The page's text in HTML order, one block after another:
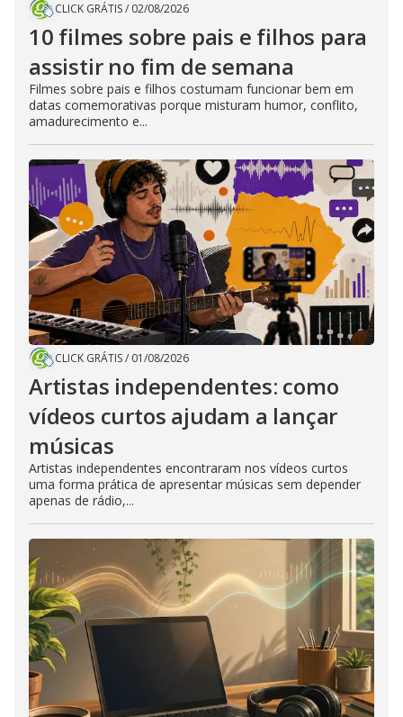
CLICK GRÁTIS/ 02/08/2026
10 filmes sobre pais e filhos para
assistir no fim de semana
Filmes sobre pais e filhos costumam funcionar bem em
datas comemorativas porque misturam humor, conflito,
amadurecimento e...
CLICK GRÁTIS/ 01/08/2026
Artistas independentes: como
vídeos curtos ajudam a lançar
músicas
Artistas independentes encontraram nos vídeos curtos
uma forma prática de apresentar músicas sem depender
apenas de rádio,...